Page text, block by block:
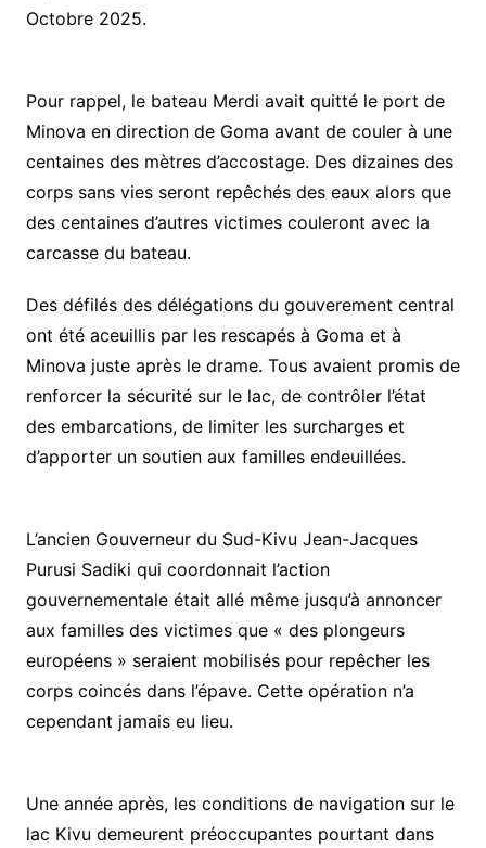
Octobre 2025.
Pour rappel, le bateau Merdi avait quitté le port de
Minova en direction de Goma avant de couler à une
centaines des mètres d’accostage. Des dizaines des
corps sans vies seront repêchés des eaux alors que
des centaines d’autres victimes couleront avec la
carcasse du bateau.
Des défilés des délégations du gouverement central
ont été aceuillis par les rescapés à Goma et à
Minova juste après le drame. Tous avaient promis de
renforcer la sécurité sur le lac, de contrôler l’état
des embarcations, de limiter les surcharges et
d’apporter un soutien aux familles endeuillées.
L’ancien Gouverneur du Sud-Kivu Jean-Jacques
Purusi Sadiki qui coordonnait l’action
gouvernementale était allé même jusqu’à annoncer
aux familles des victimes que « des plongeurs
européens » seraient mobilisés pour repêcher les
corps coincés dans l’épave. Cette opération n’a
cependant jamais eu lieu.
Une année après, les conditions de navigation sur le
lac Kivu demeurent préoccupantes pourtant dans